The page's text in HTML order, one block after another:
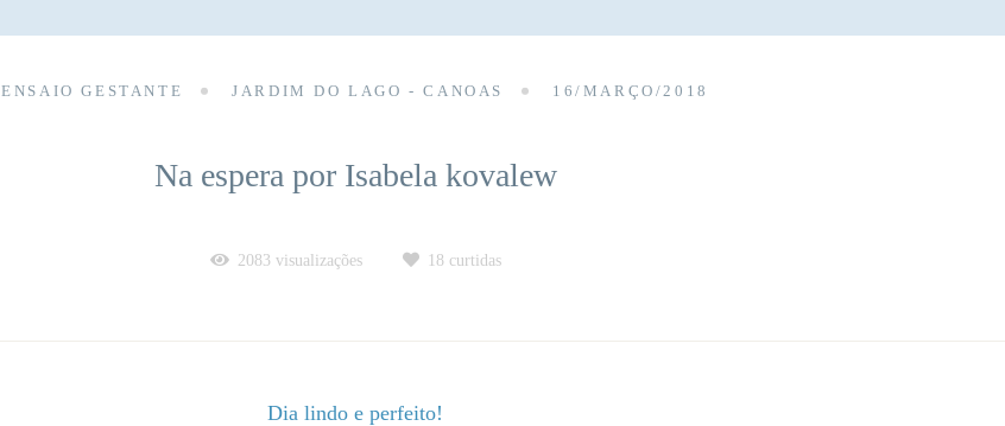
ENSAIO GESTANTE JARDIM DO LAGO - CANOAS 16/MARÇO/2018
Na espera por Isabela kovalew
2083 visualizações 18 curtidas
Dia lindo e perfeito!